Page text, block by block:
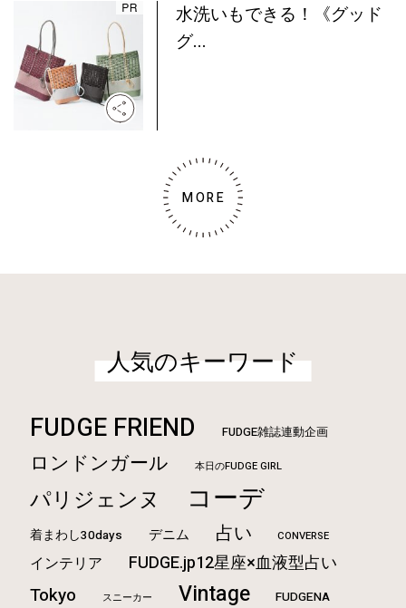
水洗いもできる！《グッド
グ...
MORE
人気のキーワード
FUDGE FRIEND FUDGE雑誌連動企画
ロンドンガール 本日のFUDGE GIRL
パリジェンヌ コーデ
着まわし30days デニム 占い CONVERSE
インテリア FUDGE.jp12星座×血液型占い
Tokyo スニーカー Vintage FUDGENA